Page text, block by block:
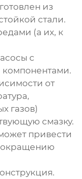
из
стали.
(а их, к
с
от
газов)
смазку.
привести